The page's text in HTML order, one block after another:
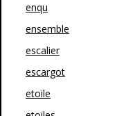
enqu
ensemble
escalier
escargot
etoile